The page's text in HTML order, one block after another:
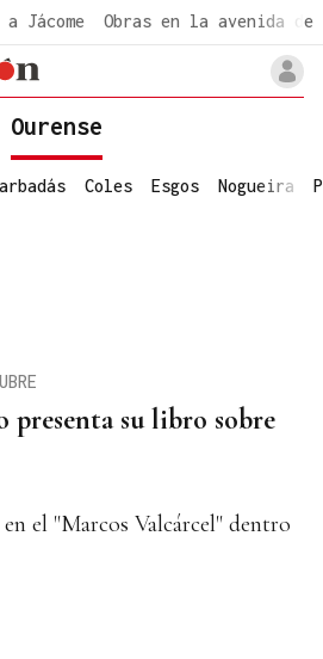
Jácome Obras en la avenida de
Ourense
Coles Esgos Nogueira
presenta su libro sobre
en el "Marcos Valcárcel" dentro